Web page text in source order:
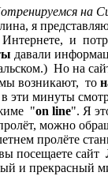
на
я
и
давали
Но на
возникают, то
эти минуты
"on line". Я
можно
пролёте
посещаете сайт
и прекрасный